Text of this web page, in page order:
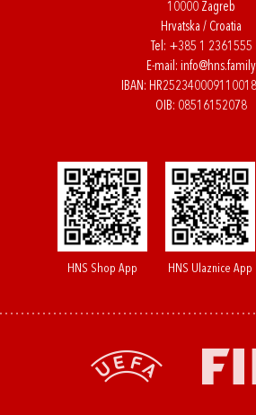
10000 Zagreb
Hrvatska / Croatia
Tel: +385 1 2361555
E-mail: info@hns.family
IBAN:
OIB: 08516152078
HNS Shop App HNS Ulaznice App